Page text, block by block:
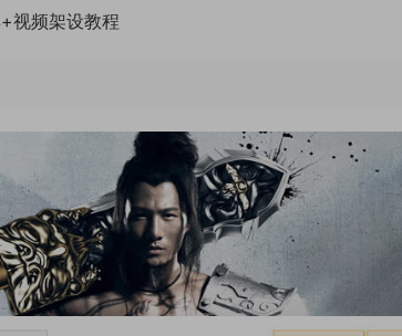
视频架设教程